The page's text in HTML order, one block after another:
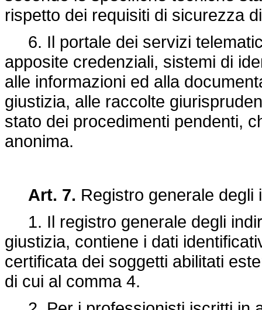
rispetto dei requisiti di sicurezza
6. Il portale dei servizi
apposite credenziali, sistemi di
alle informazioni ed alla
giustizia, alle raccolte
stato dei procedimenti pendenti,
anonima.
Art. 7. Registro generale degli
1. Il registro generale degli
giustizia, contiene i dati
certificata dei soggetti abilitati
di cui al comma 4.